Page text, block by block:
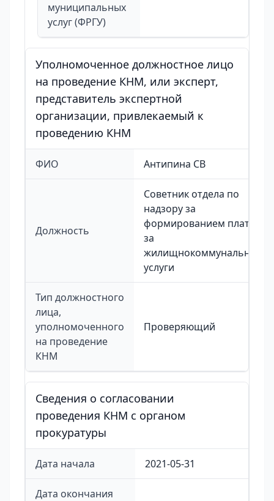
муниципальных
услуг (ФРГУ)
Уполномоченное должностное лицо
на проведение КНМ, или эксперт,
представитель экспертной
организации, привлекаемый к
проведению КНМ
ФИО Антипина СВ
Должность
Советник отдела по
надзору за
формированием платы
за
жилищнокоммунальные
услуги
Тип должностного
лица,
уполномоченного
на проведение
КНМ
Проверяющий
Сведения о согласовании
проведения КНМ с органом
прокуратуры
Дата начала 2021-05-31
Дата окончания